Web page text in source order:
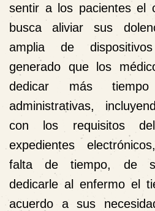
sentir a los pacientes el
busca aliviar sus
amplia de
generado que los
dedicar más
administrativas,
con los requisitos
expedientes
falta de tiempo, de
dedicarle al enfermo el
acuerdo a sus